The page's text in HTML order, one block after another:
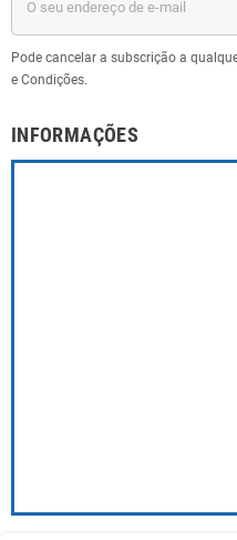
Pode cancelar a subscrição a
e Condições.
INFORMAÇÕES